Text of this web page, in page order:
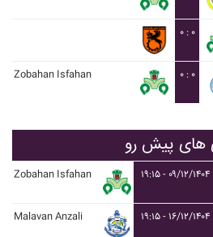
۰ : ۰
Zobahan Isfahan ۰ : ۰
های پیش رو
Zobahan Isfahan ۱۹:۱۵ - ۰۹/۱۲/۱۴۰۴
Malavan Anzali ۱۹:۱۵ - ۱۶/۱۲/۱۴۰۴